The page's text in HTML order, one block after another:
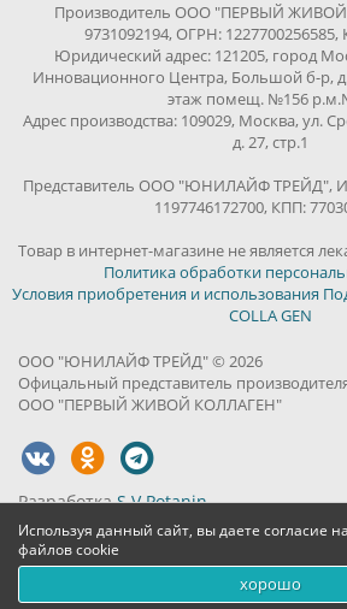
Используя данный сайт, вы даете согласие
файлов cookie
хорошо
Производитель ООО "ПЕРВЫЙ
9731092194, ОГРН: 1227700256585,
Юридический адрес: 121205, город
Инновационного Центра, Большой б-р,
этаж помещ. №156
Адрес производства: 109029, Москва, ул.
д. 27, стр.1
Представитель ООО "ЮНИЛАЙФ ТРЕЙД",
1197746172700, КПП:
Товар в интернет-магазине не является
Политика обработки
Условия приобретения и использования
COLLA GEN
ООО "ЮНИЛАЙФ ТРЕЙД" © 2026
Офицальный представитель
ООО "ПЕРВЫЙ ЖИВОЙ КОЛЛАГЕН"
РазработкаS.V.Potanin
0